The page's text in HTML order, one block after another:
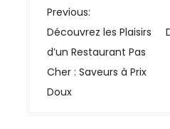
N
a
v
i
g
Previous:
Découvrez les Plaisirs
d’un Restaurant Pas
Cher : Saveurs à Prix
Doux